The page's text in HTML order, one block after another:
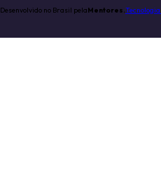
Desenvolvido no Brasil pelaMentores.Tecnologia